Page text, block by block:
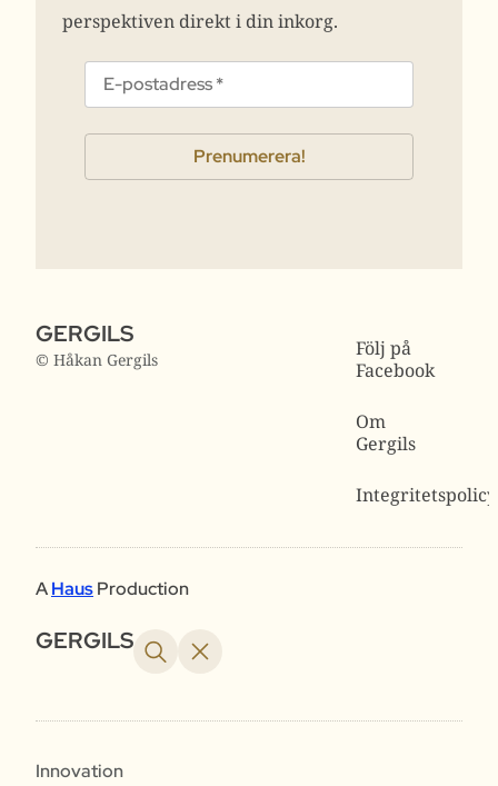
perspektiven direkt i din inkorg.
GERGILS
© Håkan Gergils
Följ på
Facebook
Om
Gergils
Integritetspolicy
AHausProduction
GERGILS
Innovation